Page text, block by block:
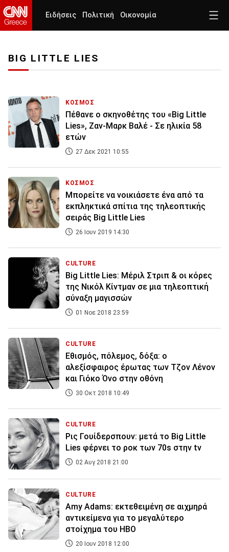
Ειδήσεις Πολιτική Οικονομία
BIG LITTLE LIES
ΚΟΣΜΟΣ
Πέθανε ο σκηνοθέτης του «Big Little
Lies», Ζαν-Μαρκ Βαλέ - Σε ηλικία 58
ετών
27 Δεκ 2021 10:55
ΚΟΣΜΟΣ
Μπορείτε να νοικιάσετε ένα από τα
εκπληκτικά σπίτια της τηλεοπτικής
σειράς Big Little Lies
26 Ιουν 2019 14:30
CULTURE
Big Little Lies: Mέριλ Στριπ & οι κόρες
της Νικόλ Κίντμαν σε μια τηλεοπτική
σύναξη μαγισσών
01 Νοε 2018 23:59
CULTURE
Εθισμός, πόλεμος, δόξα: ο
αλεξίσφαιρος έρωτας των Τζoν Λένον
και Γιόκο Όνο στην οθόνη
30 Οκτ 2018 10:49
CULTURE
Ρις Γουίδερσπουν: μετά το Big Little
Lies φέρνει το ροκ των 70s στην tv
02 Αυγ 2018 21:00
CULTURE
Amy Adams: εκτεθειμένη σε αιχμηρά
αντικείμενα για το μεγαλύτερο
στοίχημα του HBO
20 Ιουν 2018 12:00